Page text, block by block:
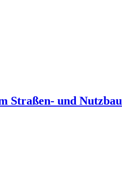
Straßen- und Nutzbau